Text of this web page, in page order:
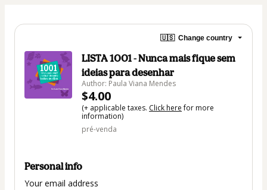
🇺🇸 Change country
LISTA 1001 - Nunca mais fique sem
ideias para desenhar
Author: Paula Viana Mendes
$4.00
(+ applicable taxes. Click herefor more
information)
pré-venda
Personal info
Your email address